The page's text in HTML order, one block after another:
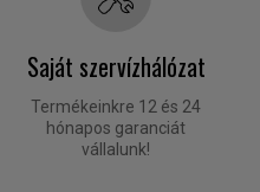
Saját szervízhálózat
Termékeinkre 12 és 24
hónapos garanciát
vállalunk!